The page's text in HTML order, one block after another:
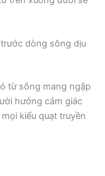
dòng sông dịu
từ sông mang ngập
hưởng cảm giác
kiểu quạt truyền